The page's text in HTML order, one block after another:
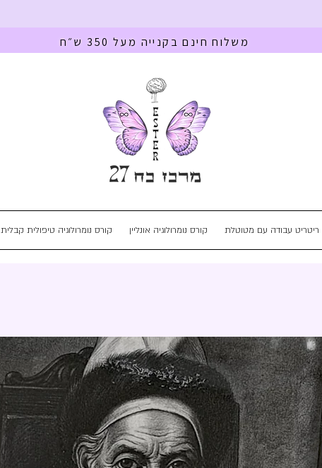
משלוח חינם בקנייה מעל 350 ש״ח
קורס נומרולוגיה טיפולית קבלית קורס נומרולוגיה אונליין ריטריט עבודה עם מטוטלת